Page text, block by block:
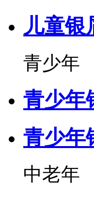
儿童银
青少年
青少年
青少年
中老年